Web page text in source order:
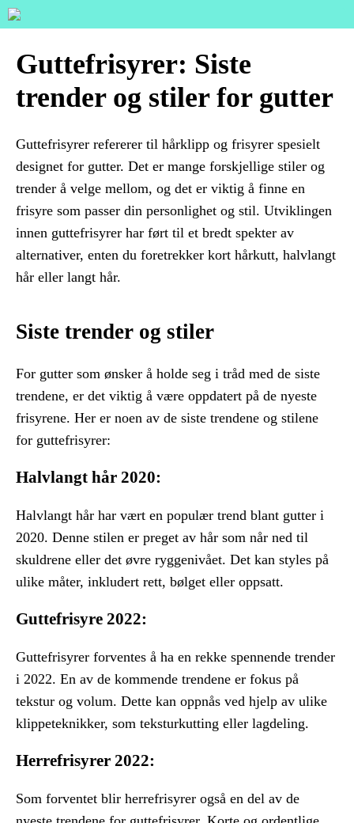
Guttefrisyrer: Siste
trender og stiler for gutter
Guttefrisyrer refererer til hårklipp og frisyrer spesielt
designet for gutter. Det er mange forskjellige stiler og
trender å velge mellom, og det er viktig å finne en
frisyre som passer din personlighet og stil. Utviklingen
innen guttefrisyrer har ført til et bredt spekter av
alternativer, enten du foretrekker kort hårkutt, halvlangt
hår eller langt hår.
Siste trender og stiler
For gutter som ønsker å holde seg i tråd med de siste
trendene, er det viktig å være oppdatert på de nyeste
frisyrene. Her er noen av de siste trendene og stilene
for guttefrisyrer:
Halvlangt hår 2020:
Halvlangt hår har vært en populær trend blant gutter i
2020. Denne stilen er preget av hår som når ned til
skuldrene eller det øvre ryggenivået. Det kan styles på
ulike måter, inkludert rett, bølget eller oppsatt.
Guttefrisyre 2022:
Guttefrisyrer forventes å ha en rekke spennende trender
i 2022. En av de kommende trendene er fokus på
tekstur og volum. Dette kan oppnås ved hjelp av ulike
klippeteknikker, som teksturkutting eller lagdeling.
Herrefrisyrer 2022:
Som forventet blir herrefrisyrer også en del av de